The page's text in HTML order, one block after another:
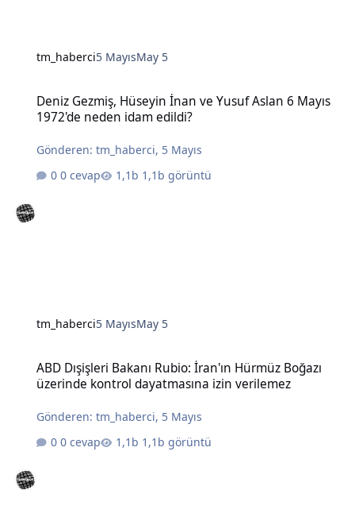
tm_haberci5 MayısMay 5
Deniz Gezmiş, Hüseyin İnan ve Yusuf Aslan 6 Mayıs
1972'de neden idam edildi?
Gönderen:tm_haberci, 5 Mayıs
0 cevap
1,1b görüntü
tm_haberci5 MayısMay 5
ABD Dışişleri Bakanı Rubio: İran'ın Hürmüz Boğazı
üzerinde kontrol dayatmasına izin verilemez
Gönderen:tm_haberci, 5 Mayıs
0 cevap
1,1b görüntü